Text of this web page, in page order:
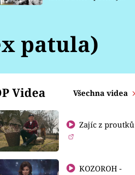
patula)
Videa Všechna videa
Zajíc z proutků
KOZOROH -